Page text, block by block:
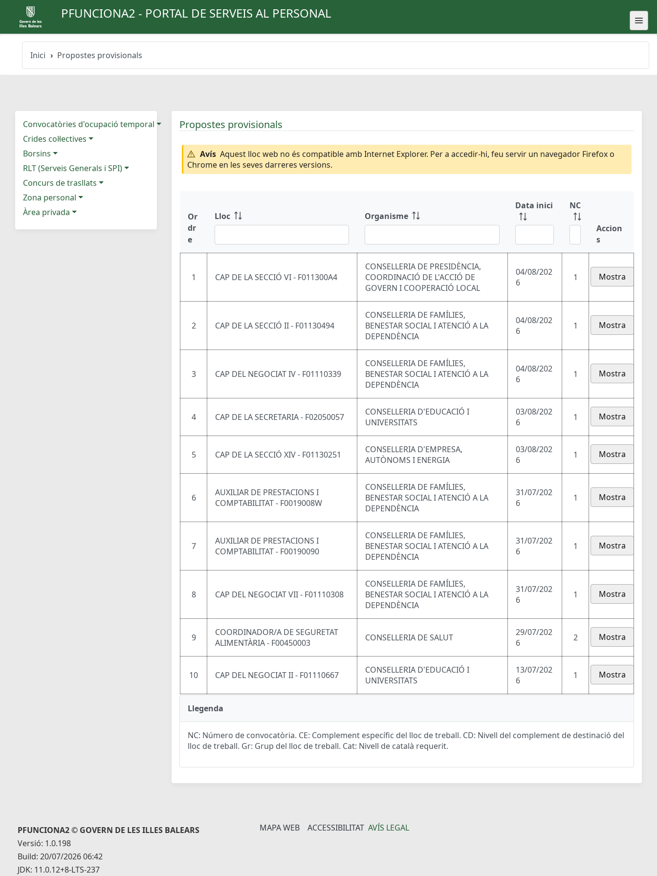
PFUNCIONA2 - PORTAL DE SERVEIS AL PERSONAL
Inici Propostes provisionals
Convocatòries d'ocupació temporal
Crides col·lectives
Borsins
RLT (Serveis Generals i SPI)
Concurs de trasllats
Zona personal
Àrea privada
Propostes provisionals
Avís Aquest lloc web no és compatible amb Internet Explorer. Per a accedir-hi, feu servir un navegador Firefox o
Chrome en les seves darreres versions.
Or
dr
e
Lloc Organisme
Data inici NC
Accion
s
1 CAP DE LA SECCIÓ VI - F011300A4
CONSELLERIA DE PRESIDÈNCIA,
COORDINACIÓ DE L'ACCIÓ DE
GOVERN I COOPERACIÓ LOCAL
04/08/202
6
1 Mostra
2 CAP DE LA SECCIÓ II - F01130494
CONSELLERIA DE FAMÍLIES,
BENESTAR SOCIAL I ATENCIÓ A LA
DEPENDÈNCIA
04/08/202
6
1 Mostra
3 CAP DEL NEGOCIAT IV - F01110339
CONSELLERIA DE FAMÍLIES,
BENESTAR SOCIAL I ATENCIÓ A LA
DEPENDÈNCIA
04/08/202
6
1 Mostra
4 CAP DE LA SECRETARIA - F02050057
CONSELLERIA D'EDUCACIÓ I
UNIVERSITATS
03/08/202
6
1 Mostra
5 CAP DE LA SECCIÓ XIV - F01130251
CONSELLERIA D'EMPRESA,
AUTÒNOMS I ENERGIA
03/08/202
6
1 Mostra
6
AUXILIAR DE PRESTACIONS I
COMPTABILITAT - F0019008W
CONSELLERIA DE FAMÍLIES,
BENESTAR SOCIAL I ATENCIÓ A LA
DEPENDÈNCIA
31/07/202
6
1 Mostra
7
AUXILIAR DE PRESTACIONS I
COMPTABILITAT - F00190090
CONSELLERIA DE FAMÍLIES,
BENESTAR SOCIAL I ATENCIÓ A LA
DEPENDÈNCIA
31/07/202
6
1 Mostra
8 CAP DEL NEGOCIAT VII - F01110308
CONSELLERIA DE FAMÍLIES,
BENESTAR SOCIAL I ATENCIÓ A LA
DEPENDÈNCIA
31/07/202
6
1 Mostra
9
COORDINADOR/A DE SEGURETAT
ALIMENTÀRIA - F00450003
CONSELLERIA DE SALUT
29/07/202
6
2 Mostra
10 CAP DEL NEGOCIAT II - F01110667
CONSELLERIA D'EDUCACIÓ I
UNIVERSITATS
13/07/202
6
1 Mostra
Llegenda
NC: Número de convocatòria. CE: Complement específic del lloc de treball. CD: Nivell del complement de destinació del
lloc de treball. Gr: Grup del lloc de treball. Cat: Nivell de català requerit.
PFUNCIONA2 © GOVERN DE LES ILLES BALEARS
Versió: 1.0.198
Build: 20/07/2026 06:42
JDK: 11.0.12+8-LTS-237
MAPA WEB ACCESSIBILITAT AVÍS LEGAL